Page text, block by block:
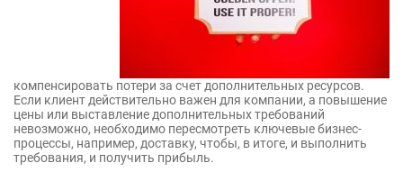
компенсировать потери за счет дополнительных ресурсов.
Если клиент действительно важен для компании, а повышение
цены или выставление дополнительных требований
невозможно, необходимо пересмотреть ключевые бизнес-
процессы, например, доставку, чтобы, в итоге, и выполнить
требования, и получить прибыль.